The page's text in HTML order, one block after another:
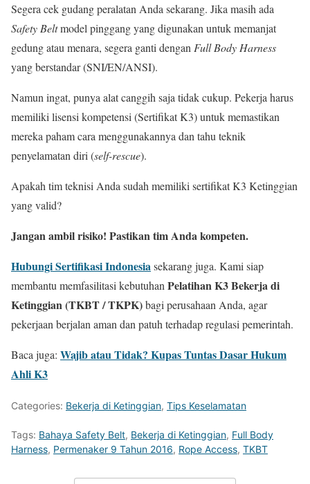
Segera cek gudang peralatan Anda sekarang. Jika masih ada
Safety Beltmodel pinggang yang digunakan untuk memanjat
gedung atau menara, segera ganti dengan Full Body Harness
yang berstandar (SNI/EN/ANSI).
Namun ingat, punya alat canggih saja tidak cukup. Pekerja harus
memiliki lisensi kompetensi (Sertifikat K3) untuk memastikan
mereka paham cara menggunakannya dan tahu teknik
penyelamatan diri (self-rescue).
Apakah tim teknisi Anda sudah memiliki sertifikat K3 Ketinggian
yang valid?
Jangan ambil risiko! Pastikan tim Anda kompeten.
Hubungi Sertifikasi Indonesiasekarang juga. Kami siap
membantu memfasilitasi kebutuhan Pelatihan K3 Bekerja di
Ketinggian (TKBT / TKPK)bagi perusahaan Anda, agar
pekerjaan berjalan aman dan patuh terhadap regulasi pemerintah.
Baca juga: Wajib atau Tidak? Kupas Tuntas Dasar Hukum
Ahli K3
Categories: Bekerja di Ketinggian, Tips Keselamatan
Tags: Bahaya Safety Belt, Bekerja di Ketinggian, Full Body
Harness, Permenaker 9 Tahun 2016, Rope Access, TKBT